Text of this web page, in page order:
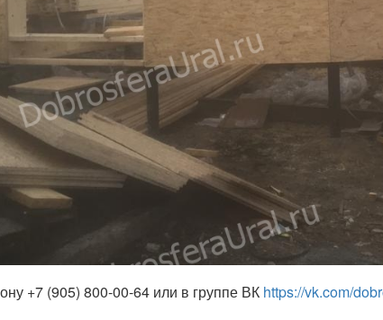
+7 (905) 800-00-64 или в группе ВК https://vk.com/